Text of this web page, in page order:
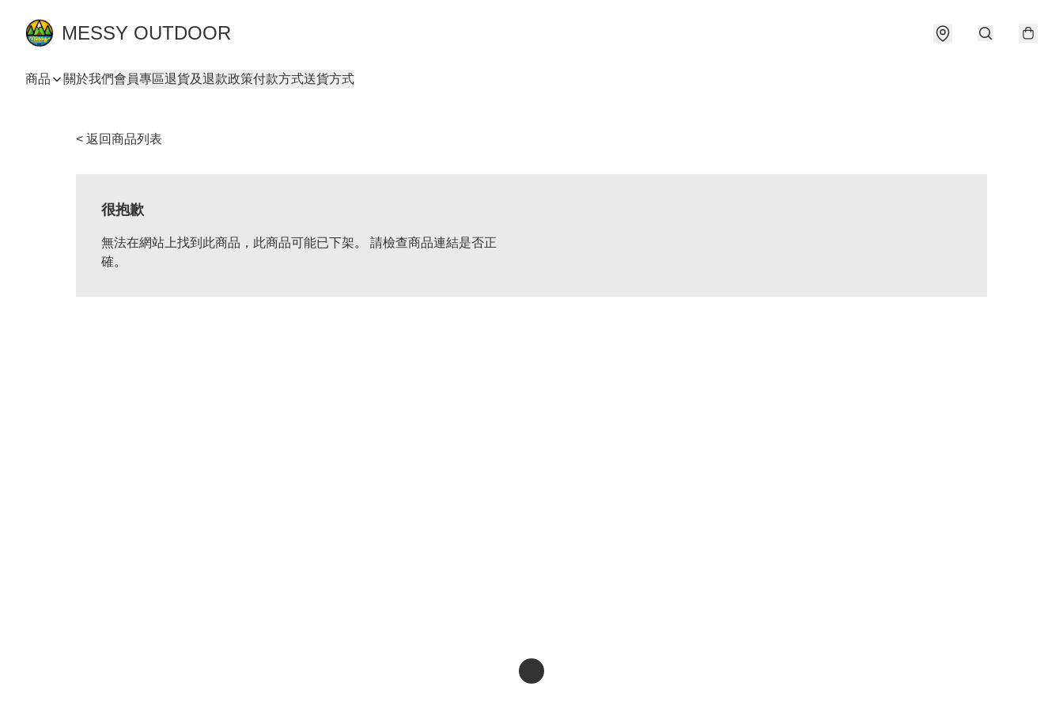
MESSY OUTDOOR
商品 關於我們會員專區退貨及退款政策付款方式送貨方式
< 返回商品列表
很抱歉
無法在網站上找到此商品，此商品可能已下架。 請檢查商品連結是否正
確。